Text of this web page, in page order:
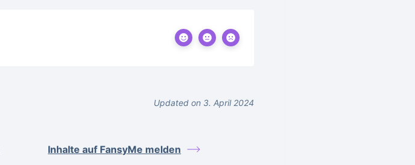
Updated on 3. April 2024
Inhalte auf FansyMe melden